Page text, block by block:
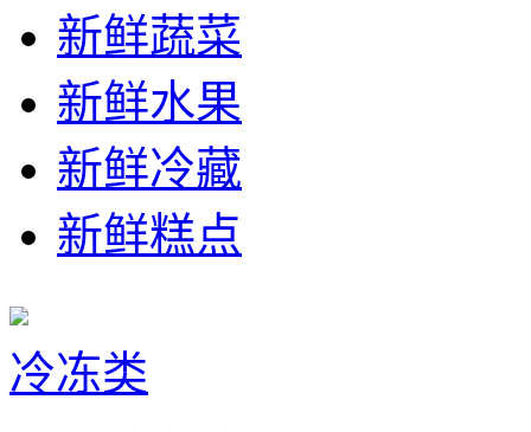
新鲜蔬菜
新鲜水果
新鲜冷藏
新鲜糕点
冷冻类